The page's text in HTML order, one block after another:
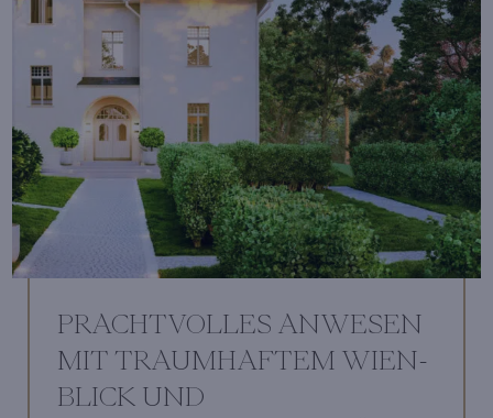
PRACHTVOLLES ANWESEN
MIT TRAUMHAFTEM WIEN-
BLICK UND